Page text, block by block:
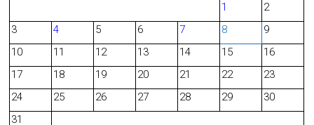
b
o
1
2
3
4 5 6 7 8
9
10
11 12 13 14 15
16
17
18 19 20 21 22
23
24
25 26 27 28 29
30
31